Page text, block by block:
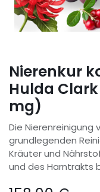
Nierenkur
Hulda
mg)
Die Nierenreinigung
grundlegenden
Kräuter und
und des Harntrakts